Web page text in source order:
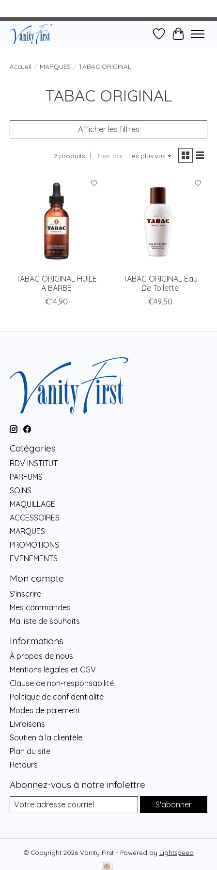
Liste dePanier
Accueil / MARQUES / TABAC ORIGINAL
TABAC ORIGINAL
Afficher les filtres
2 produits Trier par Les plus vus
TABAC ORIGINAL HUILE
A BARBE
€14,90
TABAC ORIGINAL Eau
De Toilette
€49,50
Catégories
RDV INSTITUT
PARFUMS
SOINS
MAQUILLAGE
ACCESSOIRES
MARQUES
PROMOTIONS
EVENEMENTS
Mon compte
S'inscrire
Mes commandes
Ma liste de souhaits
Informations
À propos de nous
Mentions légales et CGV
Clause de non-responsabilité
Politique de confidentialité
Modes de paiement
Livraisons
Soutien à la clientèle
Plan du site
Retours
Abonnez-vous à notre infolettre
S'abonner
© Copyright 2026 Vanity First - Powered by Lightspeed